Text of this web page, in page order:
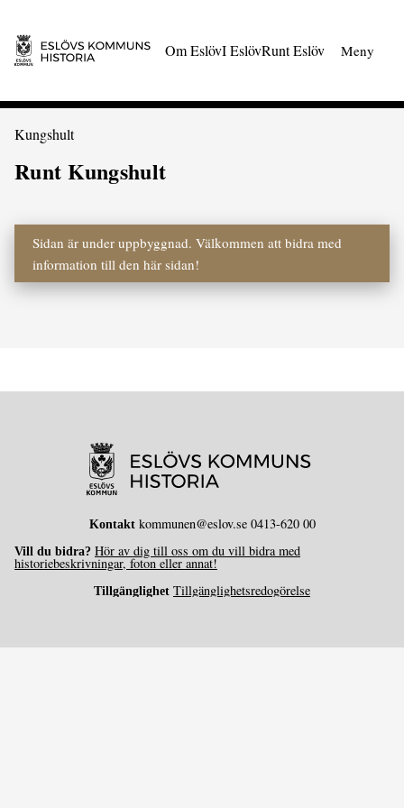
Om EslövI EslövRunt Eslöv Meny
Du är här:
Kungshult
Runt Kungshult
Sidan är under uppbyggnad. Välkommen att bidra med
information till den här sidan!
Kontaktkommunen@eslov.se 0413-620 00
Vill du bidra? Hör av dig till oss om du vill bidra med
historiebeskrivningar, foton eller annat!
Tillgänglighet Tillgänglighetsredogörelse